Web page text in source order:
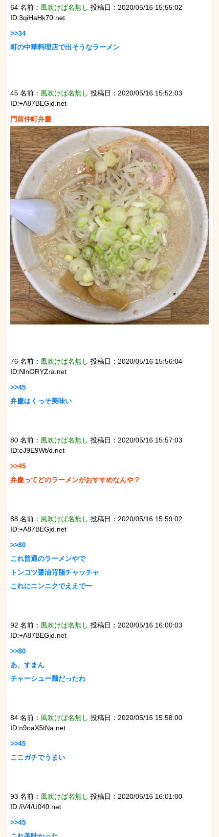
64 名前： 風吹けば名無し 投稿日：2020/05/16 15:55:02
ID:3qiHaHk70.net
>>34
町の中華料理店で出そうなラーメン
45 名前： 風吹けば名無し 投稿日：2020/05/16 15:52:03
ID:+A87BEGjd.net
76 名前： 風吹けば名無し 投稿日：2020/05/16 15:56:04
ID:NlnORYZra.net
>>45
弁慶はくっそ美味い
80 名前： 風吹けば名無し 投稿日：2020/05/16 15:57:03
ID:eJ9E9Wt/d.net
>>45
弁慶ってどのラーメンがおすすめなんや？
88 名前： 風吹けば名無し 投稿日：2020/05/16 15:59:02
ID:+A87BEGjd.net
>>80
これ普通のラーメンやで
トンコツ醤油背脂チャッチャ
これにニンニクでええでー
92 名前： 風吹けば名無し 投稿日：2020/05/16 16:00:03
ID:+A87BEGjd.net
>>80
あ、すまん
チャーシュー麺だったわ
84 名前： 風吹けば名無し 投稿日：2020/05/16 15:58:00
ID:n9oaX5tNa.net
>>45
ここガチでうまい
93 名前： 風吹けば名無し 投稿日：2020/05/16 16:01:00
ID:/iV4/U040.net
>>45